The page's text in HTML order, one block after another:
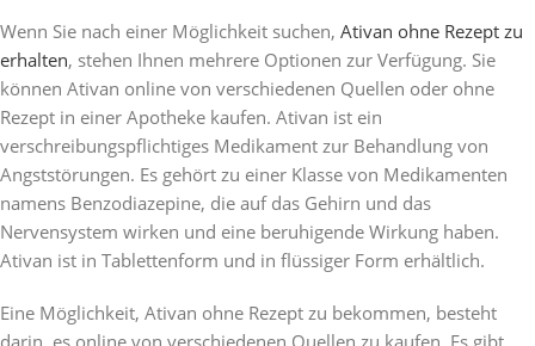
Wenn Sie nach einer Möglichkeit suchen, Ativan ohne Rezept zu
erhalten, stehen Ihnen mehrere Optionen zur Verfügung. Sie
können Ativan online von verschiedenen Quellen oder ohne
Rezept in einer Apotheke kaufen. Ativan ist ein
verschreibungspflichtiges Medikament zur Behandlung von
Angststörungen. Es gehört zu einer Klasse von Medikamenten
namens Benzodiazepine, die auf das Gehirn und das
Nervensystem wirken und eine beruhigende Wirkung haben.
Ativan ist in Tablettenform und in flüssiger Form erhältlich.
Eine Möglichkeit, Ativan ohne Rezept zu bekommen, besteht
darin, es online von verschiedenen Quellen zu kaufen. Es gibt